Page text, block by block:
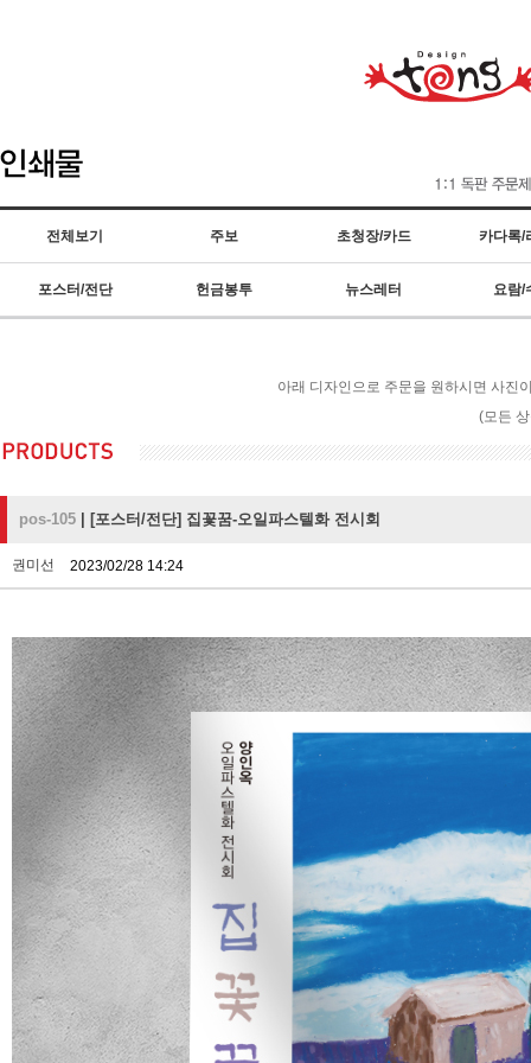
전체보기 주보 초청장/카드 카다록/
포스터/전단 헌금봉투 뉴스레터 요람/
아래 디자인으로 주문을 원하시면 사진
(모든
pos-105 [포스터/전단] 집꽃꿈-오일파스텔화 전시회
권미선 2023/02/28 14:24